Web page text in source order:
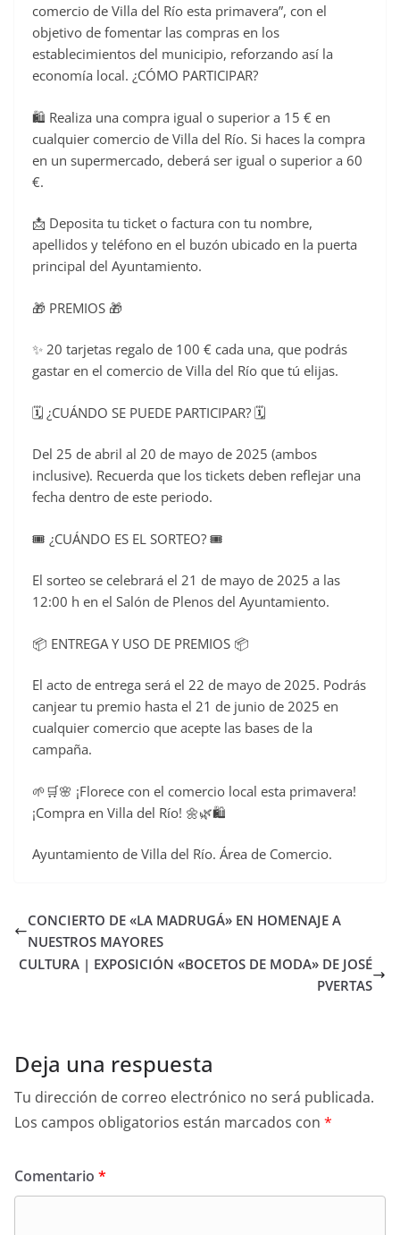
o
o
k
comercio de Villa del Río esta primavera”, con el
objetivo de fomentar las compras en los
establecimientos del municipio, reforzando así la
economía local. ¿CÓMO PARTICIPAR?
🛍️ Realiza una compra igual o superior a 15 € en
cualquier comercio de Villa del Río. Si haces la compra
en un supermercado, deberá ser igual o superior a 60
€.
📩 Deposita tu ticket o factura con tu nombre,
apellidos y teléfono en el buzón ubicado en la puerta
principal del Ayuntamiento.
🎁 PREMIOS 🎁
✨ 20 tarjetas regalo de 100 € cada una, que podrás
gastar en el comercio de Villa del Río que tú elijas.
🗓️ ¿CUÁNDO SE PUEDE PARTICIPAR? 🗓️
Del 25 de abril al 20 de mayo de 2025 (ambos
inclusive). Recuerda que los tickets deben reflejar una
fecha dentro de este periodo.
🎟️ ¿CUÁNDO ES EL SORTEO? 🎟️
El sorteo se celebrará el 21 de mayo de 2025 a las
12:00 h en el Salón de Plenos del Ayuntamiento.
📦 ENTREGA Y USO DE PREMIOS 📦
El acto de entrega será el 22 de mayo de 2025. Podrás
canjear tu premio hasta el 21 de junio de 2025 en
cualquier comercio que acepte las bases de la
campaña.
🌱🛒🌸 ¡Florece con el comercio local esta primavera!
¡Compra en Villa del Río! 🌼🌿🛍️
Ayuntamiento de Villa del Río. Área de Comercio.
CONCIERTO DE «LA MADRUGÁ» EN HOMENAJE A
NUESTROS MAYORES
CULTURA | EXPOSICIÓN «BOCETOS DE MODA» DE JOSÉ
PVERTAS
Deja una respuesta
Tu dirección de correo electrónico no será publicada.
Los campos obligatorios están marcados con *
Comentario *